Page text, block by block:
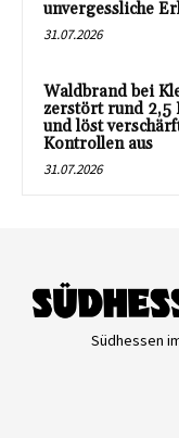
unvergessliche
31.07.2026
Waldbrand bei
zerstört rund 2,5
und löst
Kontrollen aus
31.07.2026
Südhessen